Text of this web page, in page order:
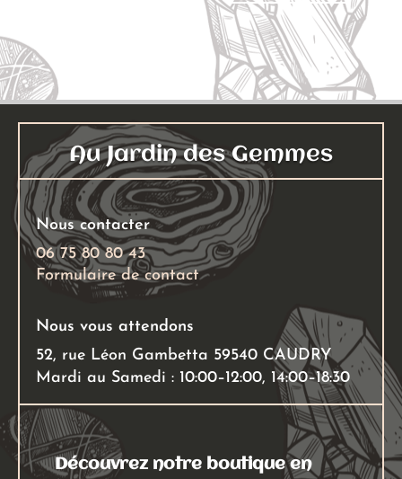
Au Jardin des Gemmes
Nous contacter
06 75 80 80 43
Formulaire de contact
Nous vous attendons
52, rue Léon Gambetta 59540 CAUDRY
Mardi au Samedi : 10:00–12:00, 14:00–18:30
Découvrez notre boutique en